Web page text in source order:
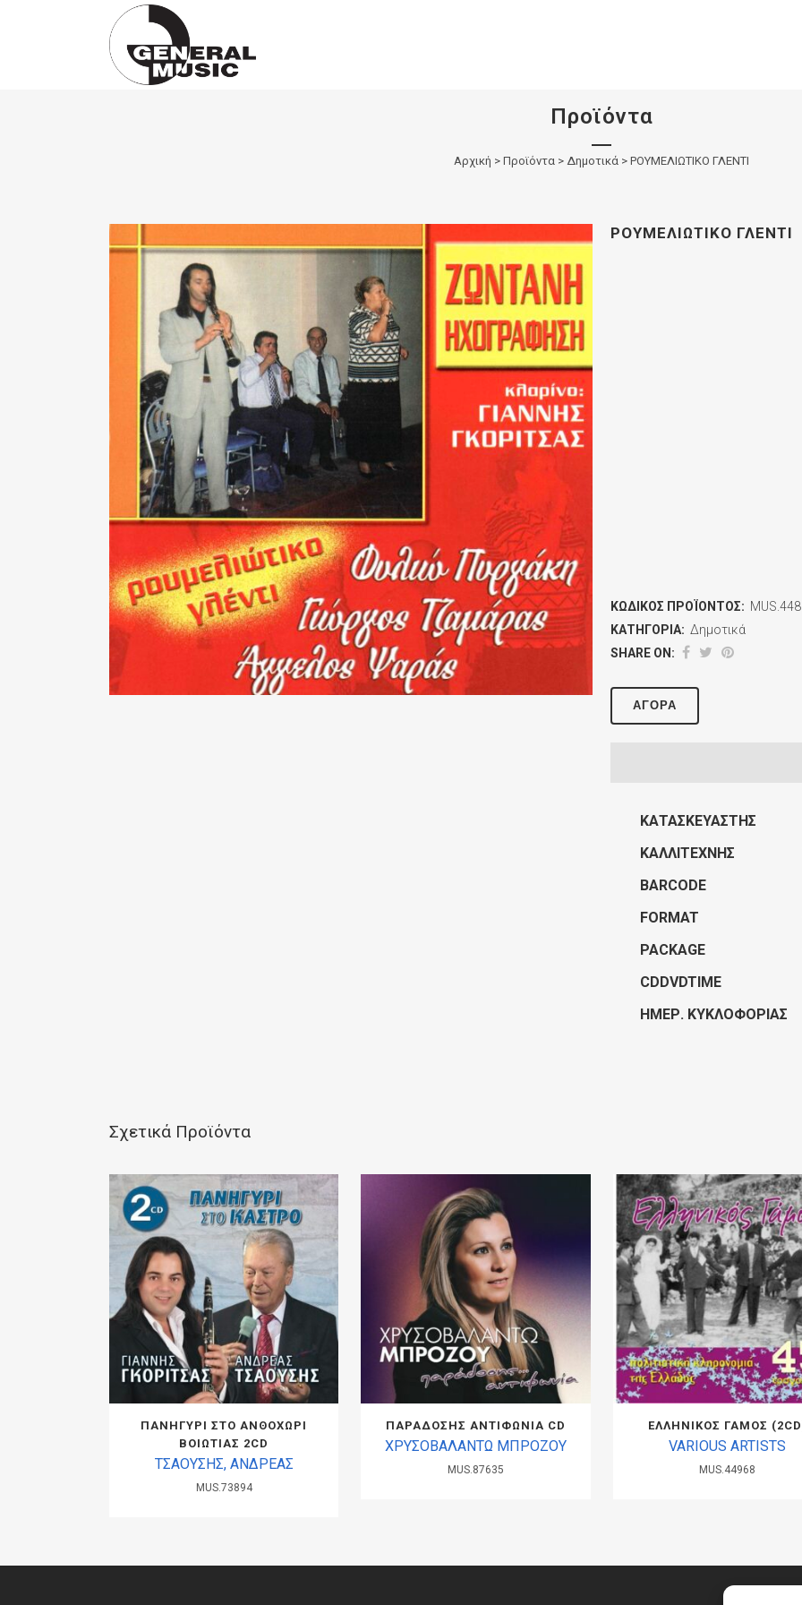
Products
Προϊόντα
Αρχική > Προϊόντα > Δημοτικά > ΡΟΥΜΕΛΙΩΤΙΚΟ ΓΛΕΝΤΙ
ΡΟΥΜΕΛΙΩΤΙΚΟ ΓΛΕΝΤΙ
ΚΩΔΙΚΌΣ ΠΡΟΪΌΝΤΟΣ:
ΚΑΤΗΓΟΡΊΑ: Δημοτικά
SHARE ON:
ΑΓΟΡΆ
ΚΑΤΑΣΚΕΥΑΣΤΉΣ
ΚΑΛΛΙΤΈΧΝΗΣ
BARCODE
FORMAT
PACKAGE
CDDVDTIME
ΗΜΕΡ. ΚΥΚΛΟΦΟΡΊΑΣ
Σχετικά Προϊόντα
ΠΑΝΗΓΥΡΙ ΣΤΟ ΑΝΘΟΧΩΡΙ
ΒΟΙΩΤΙΑΣ 2CD
ΤΣΑΟΥΣΗΣ, ΑΝΔΡΕΑΣ
MUS.73894
ΠΑΡΑΔΟΣΗΣ ΑΝΤΙΦΩΝΙΑ CD
ΧΡΥΣΟΒΑΛΑΝΤΩ ΜΠΡΟΖΟΥ
MUS.87635
ΕΛΛΗΝΙΚΟΣ ΓΑΜΟΣ
VARIOUS ARTISTS
MUS.44968